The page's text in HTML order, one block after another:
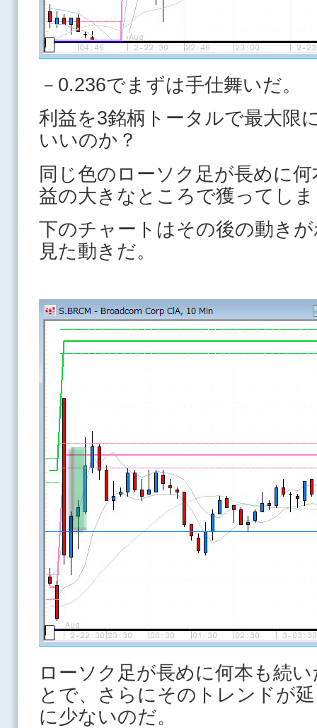
－0.236でまずは手仕舞いだ。
利益を3銘柄トータルで最大限
いいのか？
同じ色のローソク足が長めに
益の大きなところで獲ってし
下のチャートはその後の動き
見た動きだ。
ローソク足が長めに何本も続
とで、さらにそのトレンドが
に少ないのだ。